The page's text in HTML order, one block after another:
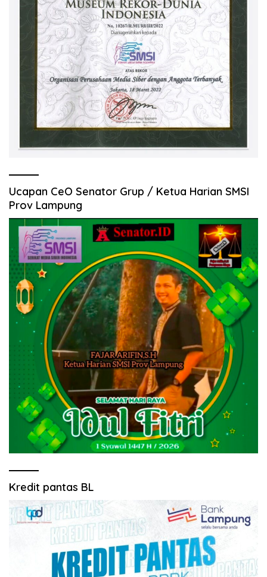
Ucapan CeO Senator Grup / Ketua Harian SMSI
Prov Lampung
Kredit pantas BL